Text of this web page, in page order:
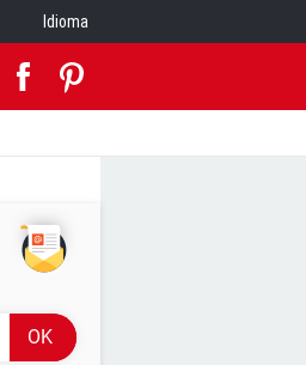
Idioma